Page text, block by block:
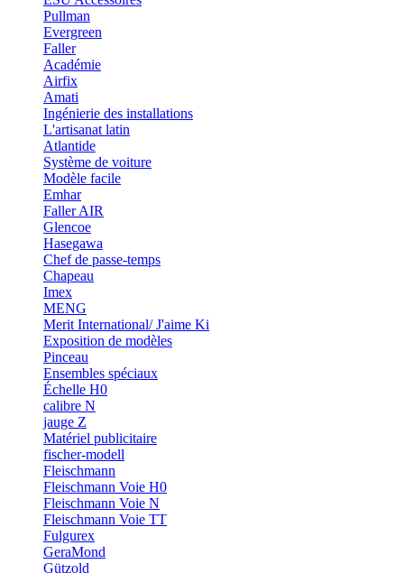
Pullman
Evergreen
Faller
Académie
Airfix
Amati
Ingénierie des installations
L'artisanat latin
Atlantide
Système de voiture
Modèle facile
Emhar
Faller AIR
Glencoe
Hasegawa
Chef de passe-temps
Chapeau
Imex
MENG
Merit International/ J'aime Ki
Exposition de modèles
Pinceau
Ensembles spéciaux
Échelle H0
calibre N
jauge Z
Matériel publicitaire
fischer-modell
Fleischmann
Fleischmann Voie H0
Fleischmann Voie N
Fleischmann Voie TT
Fulgurex
GeraMond
Gützold